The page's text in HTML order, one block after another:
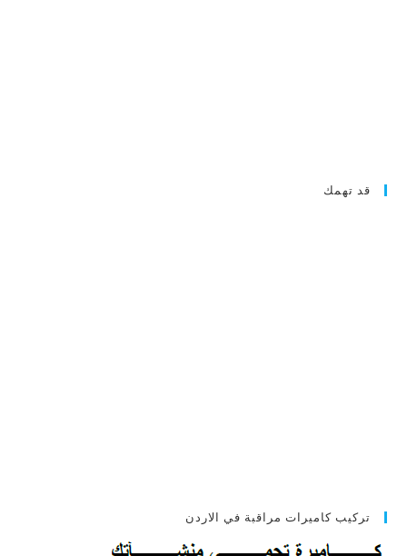
قد تهمك
تركيب كاميرات مراقبة في الاردن